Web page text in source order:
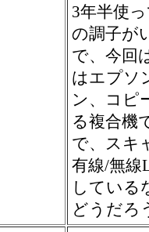
3年半使
の調子が
で、今回
はエプソ
ン、コピ
る複合機
で、スキ
有線/無線
している
どうだろ